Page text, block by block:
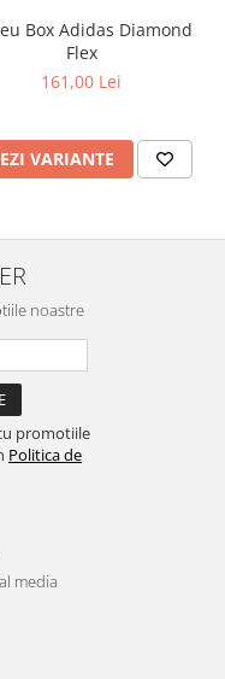
Box Adidas Diamond
Flex
161,00 Lei
VARIANTE
noastre
promotiile
Politica de
media